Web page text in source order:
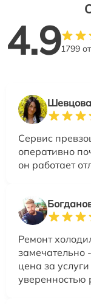
4.91799
Сервис
оперативно
он работает
Ремонт
замечательно
цена за
уверенностью